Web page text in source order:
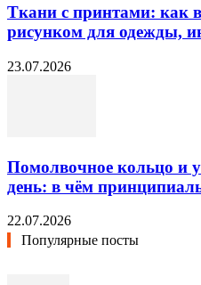
Ткани с принтами: как
рисунком для одежды,
23.07.2026
Помолвочное кольцо и
день: в чём
22.07.2026
Популярные посты